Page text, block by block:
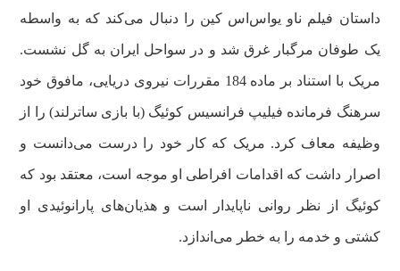
داستان فیلم ناو یو‌اس‌اس کین را دنبال می‌کند که به واسطه
یک طوفان مرگبار غرق شد و در سواحل ایران به گل نشست.
مریک با استناد بر ماده 184 مقررات نیروی دریایی، مافوق خود
سرهنگ فرمانده فیلیپ فرانسیس کوئیگ (با بازی ساترلند) را از
وظیفه معاف کرد. مریک که کار خود را درست می‌دانست و
اصرار داشت که اقدامات افراطی او موجه است، معتقد بود که
کوئیگ از نظر روانی ناپایدار است و هذیان‌های پارانوئیدی او
کشتی و خدمه را به خطر می‌اندازد.